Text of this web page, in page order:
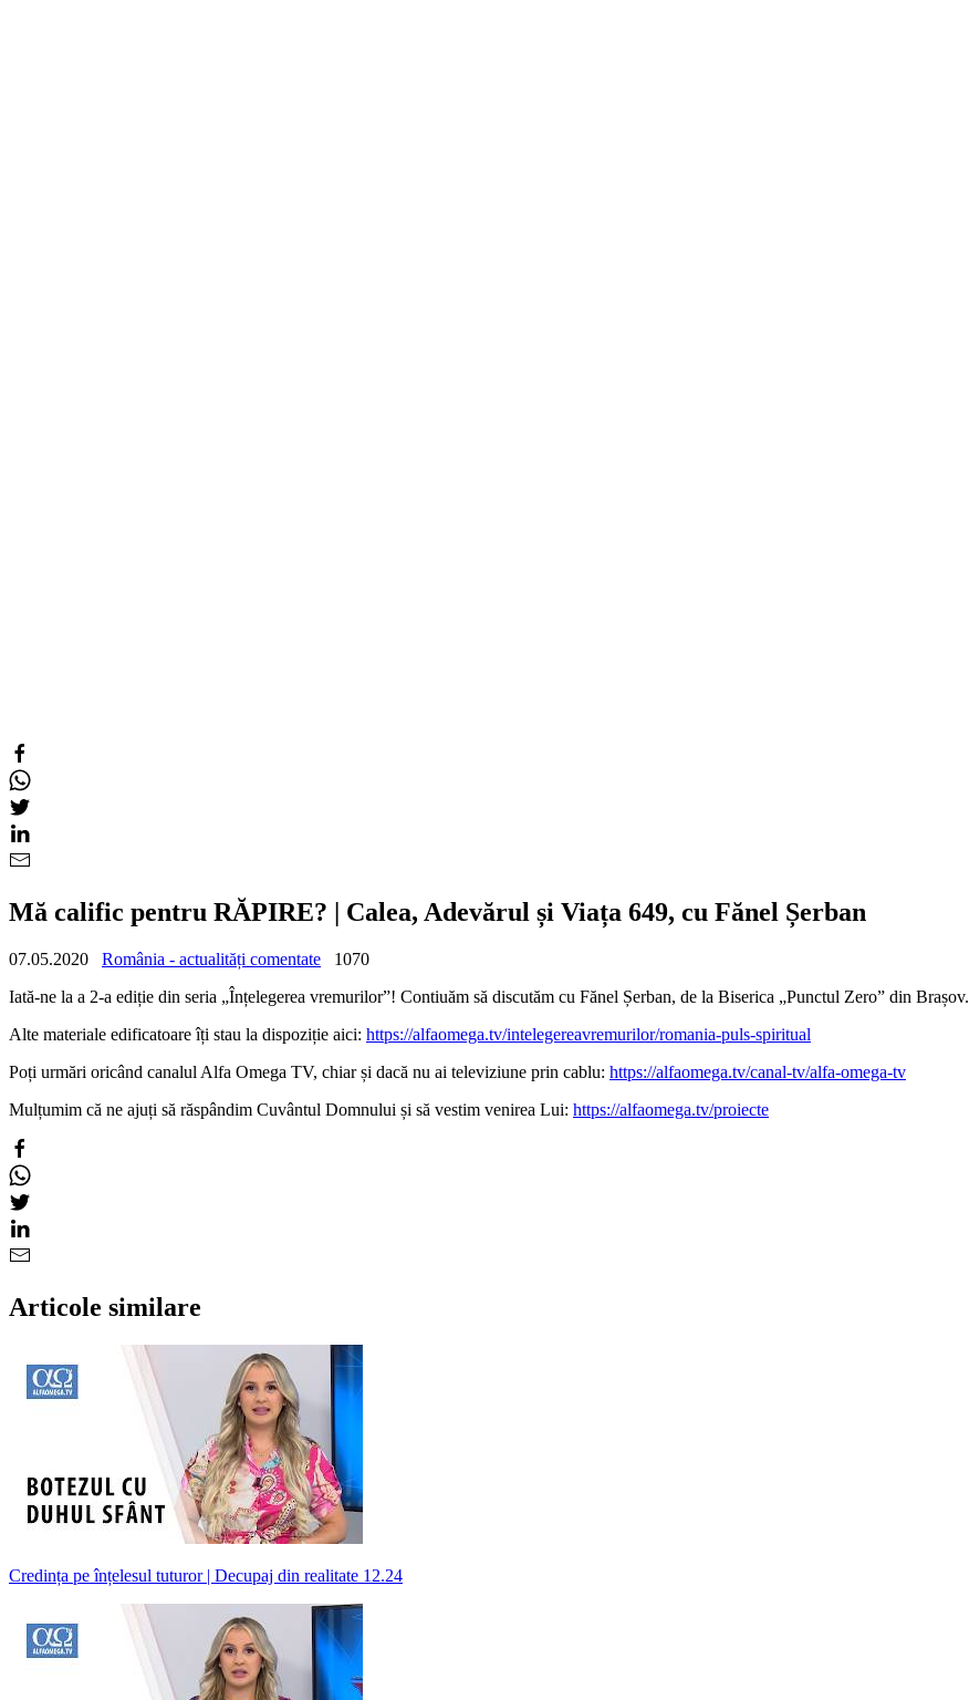
Mă calific pentru RĂPIRE? | Calea, Adevărul și Viața 649, cu Fănel Șerban
07.05.2020 România - actualități comentate
1070
Iată-ne la a 2-a ediție din seria „Înțelegerea vremurilor”! Contiuăm să discutăm cu Fănel Șerban, de la Biserica „Punctul Zero” din Brașov.
Alte materiale edificatoare îți stau la dispoziție aici: https://alfaomega.tv/intelegereavremurilor/romania-puls-spiritual
Poți urmări oricând canalul Alfa Omega TV, chiar și dacă nu ai televiziune prin cablu: https://alfaomega.tv/canal-tv/alfa-omega-tv
Mulțumim că ne ajuți să răspândim Cuvântul Domnului și să vestim venirea Lui: https://alfaomega.tv/proiecte
Articole similare
Credința pe înțelesul tuturor | Decupaj din realitate 12.24